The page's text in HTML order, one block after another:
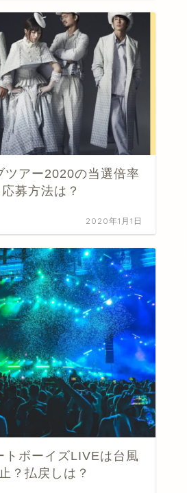
ツアー2020の当選倍率
募方法は？
2020年1月1日
トボーイズLIVEは台風
？払戻しは？